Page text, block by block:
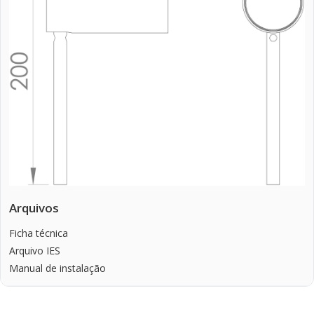
Arquivos
Ficha técnica
Arquivo IES
Manual de instalação